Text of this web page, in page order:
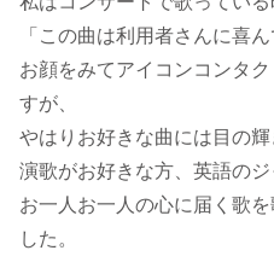
「この曲は利用者さんに喜
お顔をみてアイコンコンタ
すが、
やはりお好きな曲には目の輝
演歌がお好きな方、英語のジ
お一人お一人の心に届く歌
した。